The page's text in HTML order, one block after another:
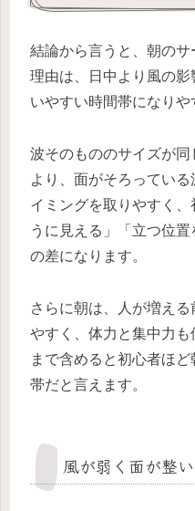
結論から言うと、朝の
理由は、日中より風の
いやすい時間帯になりや
波そのもののサイズが
より、面がそろってい
イミングを取りやすく
うに見える」「立つ位
の差になります。
さらに朝は、人が増え
やすく、体力と集中力
まで含めると初心者ほ
帯だと言えます。
風が弱く面が整